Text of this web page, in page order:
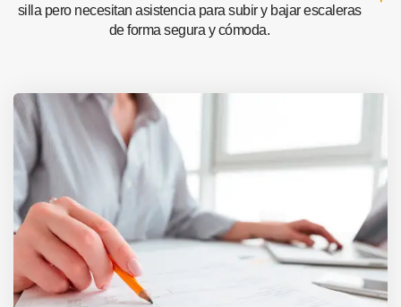
silla pero necesitan asistencia para subir y bajar escaleras
de forma segura y cómoda.